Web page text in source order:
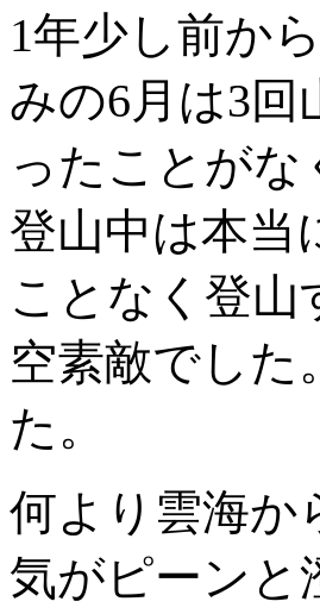
1年少し前か
みの6月は3
ったことが
登山中は本当
ことなく登
空素敵でした
た。
何より雲海か
気がピーンと